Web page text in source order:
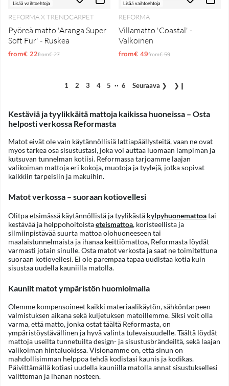
Lisää vaihtoehtoja
REFORMA X TRENDCARPET
Pyöreä matto 'Aranga Super
Soft Fur' - Ruskea
from€ 22Normaali hinta
from€ 27
Lisää vaihtoehtoja
REFORMA
Villamatto 'Coastal' -
Valkoinen
from€ 49Normaali hinta
from€ 59
1 2 3 4 5 .. 6 Seuraava ❯ ❯❙
Kestäviä ja tyylikkäitä mattoja kaikissa huoneissa – Osta
helposti verkossa Reformasta
Matot eivät ole vain käytännöllisiä lattiapäällysteitä, vaan ne ovat
myös tärkeä osa sisustustasi, joka voi auttaa luomaan lämpimän ja
kutsuvan tunnelman kotiisi. Reformassa tarjoamme laajan
valikoiman mattoja eri kokoja, muotoja ja tyylejä, jotka sopivat
kaikkiin tarpeisiin ja makuihin.
Matot verkossa – suoraan kotiovellesi
Olitpa etsimässä käytännöllistä ja tyylikästä kylpyhuonemattoatai
kestävää ja helppohoitoistaeteismattoa, koristeellista ja
silmiinpistävää suurta mattoa olohuoneeseen tai
maalaistunnelmaista ja ihanaa keittiömattoa, Reformasta löydät
varmasti jotain sinulle. Osta matot verkosta ja saat ne toimitettuna
suoraan kotiovellesi. Ei ole parempaa tapaa uudistaa kotia kuin
sisustaa uudella kauniilla matolla.
Kauniit matot ympäristön huomioimalla
Olemme kompensoineet kaikki materiaalikäytön, sähköntarpeen
valmistuksen aikana sekä kuljetuksen matoillemme. Siksi voit olla
varma, että matto, jonka ostat täältä Reformasta, on
ympäristöystävällinen ja hyvä valinta tulevaisuudelle. Täältä löydät
mattoja useilta tunnetuilta design- ja sisustusbrändeiltä, sekä laajan
valikoiman hintaluokissa. Visionamme on, että sinun on
mahdollisimman helppoa tehdä kodistasi kaunis ja kodikas.
Päivittämällä kotiasi uudella kauniilla matolla annat sisustuksellesi
välittömän ja ihanan nosteen.